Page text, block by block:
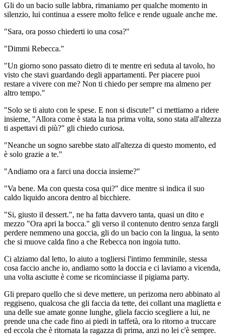
Gli do un bacio sulle labbra, rimaniamo per qualche momento in
silenzio, lui continua a essere molto felice e rende uguale anche me.
"Sara, ora posso chiederti io una cosa?"
"Dimmi Rebecca."
"Un giorno sono passato dietro di te mentre eri seduta al tavolo, ho
visto che stavi guardando degli appartamenti. Per piacere puoi
restare a vivere con me? Non ti chiedo per sempre ma almeno per
altro tempo."
"Solo se ti aiuto con le spese. E non si discute!" ci mettiamo a ridere
insieme, "Allora come è stata la tua prima volta, sono stata all'altezza
ti aspettavi di più?" gli chiedo curiosa.
"Neanche un sogno sarebbe stato all'altezza di questo momento, ed
è solo grazie a te."
"Andiamo ora a farci una doccia insieme?"
"Va bene. Ma con questa cosa qui?" dice mentre si indica il suo
caldo liquido ancora dentro al bicchiere.
"Si, giusto il dessert.", ne ha fatta davvero tanta, quasi un dito e
mezzo "Ora apri la bocca." gli verso il contenuto dentro senza fargli
perdere nemmeno una goccia, gli do un bacio con la lingua, la sento
che si muove calda fino a che Rebecca non ingoia tutto.
Ci alziamo dal letto, lo aiuto a togliersi l'intimo femminile, stessa
cosa faccio anche io, andiamo sotto la doccia e ci laviamo a vicenda,
una volta asciutte è come se ricominciasse il pigiama party.
Gli preparo quello che si deve mettere, un perizoma nero abbinato al
reggiseno, qualcosa che gli faccia da tette, dei collant una maglietta e
una delle sue amate gonne lunghe, gliela faccio scegliere a lui, ne
prende una che cade fino ai piedi in taffetà, ora lo ritorno a truccare
ed eccola che è ritornata la ragazza di prima, anzi no lei c'è sempre.